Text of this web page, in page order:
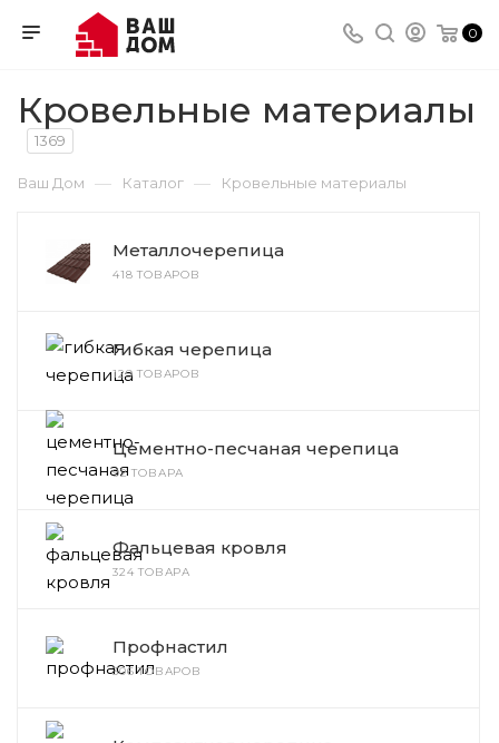
0
Кровельные материалы
1369
Ваш Дом — Каталог — Кровельные материалы
Металлочерепица
418 ТОВАРОВ
Гибкая черепица
129 ТОВАРОВ
Цементно-песчаная черепица
92 ТОВАРА
Фальцевая кровля
324 ТОВАРА
Профнастил
306 ТОВАРОВ